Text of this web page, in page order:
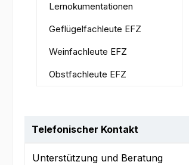
Lernokumentationen
Geflügelfachleute EFZ
Weinfachleute EFZ
Obstfachleute EFZ
Telefonischer Kontakt
Unterstützung und Beratung